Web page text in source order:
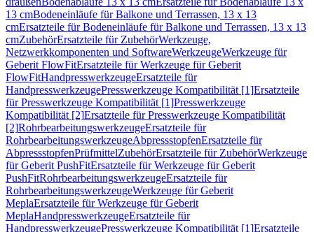
13 cmBodeneinläufe für Balkone und Terrassen, 13 x 13
cmErsatzteile für Bodeneinläufe für Balkone und Terrassen, 13 x 13
cmZubehörErsatzteile für ZubehörWerkzeuge,
Netzwerkkomponenten und SoftwareWerkzeugeWerkzeuge für
Geberit FlowFitErsatzteile für Werkzeuge für Geberit
FlowFitHandpresswerkzeugeErsatzteile für
HandpresswerkzeugePresswerkzeuge Kompatibilität [1]Ersatzteile
für Presswerkzeuge Kompatibilität [1]Presswerkzeuge
Kompatibilität [2]Ersatzteile für Presswerkzeuge Kompatibilität
[2]RohrbearbeitungswerkzeugeErsatzteile für
RohrbearbeitungswerkzeugeAbpressstopfenErsatzteile für
AbpressstopfenPrüfmittelZubehörErsatzteile für ZubehörWerkzeuge
für Geberit PushFitErsatzteile für Werkzeuge für Geberit
PushFitRohrbearbeitungswerkzeugeErsatzteile für
RohrbearbeitungswerkzeugeWerkzeuge für Geberit
MeplaErsatzteile für Werkzeuge für Geberit
MeplaHandpresswerkzeugeErsatzteile für
HandpresswerkzeugePresswerkzeuge Kompatibilität [1]Ersatzteile